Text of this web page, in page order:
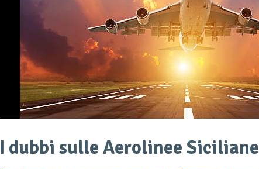
I dubbi sulle Aerolinee Siciliane